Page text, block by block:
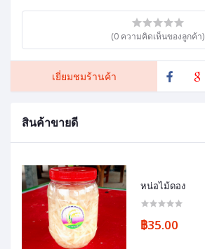
(0 ความคิดเห็นของลูกค้า)
เยี่ยมชมร้านค้า
สินค้าขายดี
หน่อไม้ดอง
฿35.00